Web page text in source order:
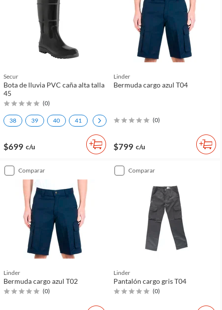
Secur
Bota de lluvia PVC caña alta talla
45
(0)
38 39 40 41 42 43 44
$699 c/u
Linder
Bermuda cargo azul T04
(0)
$799 c/u
comparar
Linder
Bermuda cargo azul T02
(0)
comparar
Linder
Pantalón cargo gris T04
(0)